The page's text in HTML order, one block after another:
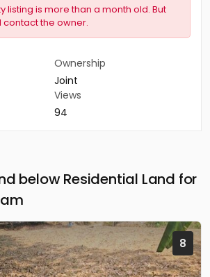
listing is more than a month old. But
contact the owner.
Ownership
Joint
Views
94
below Residential Land for
8